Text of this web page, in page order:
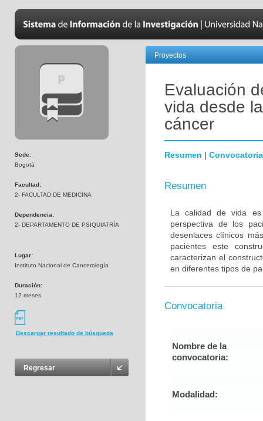
Sede:
Bogotá
Facultad:
2- FACULTAD DE MEDICINA
Dependencia:
2- DEPARTAMENTO DE PSIQUIATRÍA
Lugar:
Instituto Nacional de Cancerología
Duración:
12 meses
Descargar resultado de búsqueda
Regresar
Proyectos
Evaluación
vida desde
cáncer
Resumen | Convocatoria
Resumen
La calidad de vida
perspectiva de los
desenlaces clínicos
pacientes este
caracterizan el
en diferentes tipos de
Convocatoria
Nombre de la
convocatoria:
Modalidad: